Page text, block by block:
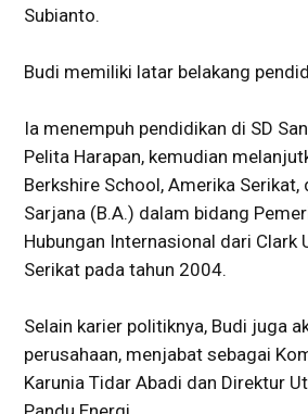
Subianto.
Budi memiliki latar belakang
Ia menempuh pendidikan di SD
Pelita Harapan, kemudian
Berkshire School, Amerika Serikat,
Sarjana (B.A.) dalam bidang
Hubungan Internasional dari Clark
Serikat pada tahun 2004.
Selain karier politiknya, Budi juga
perusahaan, menjabat sebagai
Karunia Tidar Abadi dan Direktur